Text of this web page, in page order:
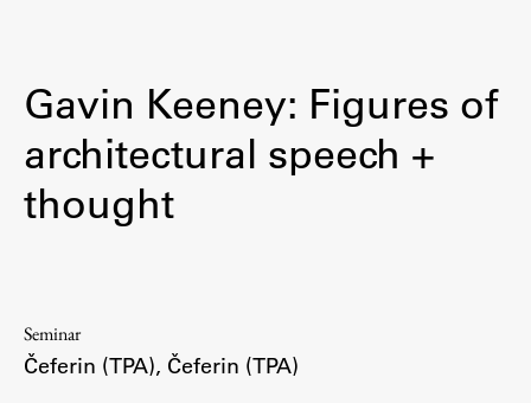
Fakulteta
Organiziranost
Alumni
Gavin Keeney: Figures of
architectural speech +
thought
Seminar
Čeferin (TPA), Čeferin (TPA)